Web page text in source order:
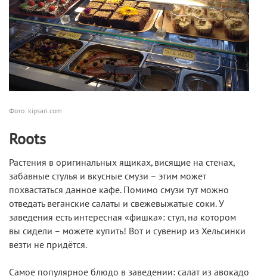
Фото: kipsari.com
Roots
Растения в оригинальных ящиках, висящие на стенах,
забавные стулья и вкусные смузи – этим может
похвастаться данное кафе. Помимо смузи тут можно
отведать веганские салаты и свежевыжатые соки. У
заведения есть интересная «фишка»: стул, на котором
вы сидели – можете купить! Вот и сувенир из Хельсинки
везти не придётся.
Самое популярное блюдо в заведении: салат из авокадо